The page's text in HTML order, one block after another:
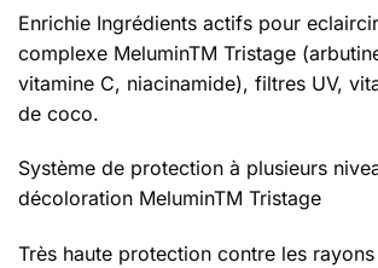
Enrichie Ingrédients actifs pour
complexe MeluminTM Tristage
vitamine C, niacinamide), filtres UV,
de coco.
Système de protection à plusieurs
décoloration MeluminTM Tristage
Très haute protection contre les